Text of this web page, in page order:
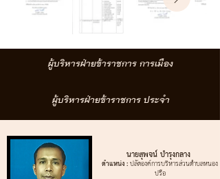
ผู้บริหารฝ่ายข้าราชการ การเมือง
ผู้บริหารฝ่ายข้าราชการ ประจำ
นายสุพจน์ บำรุงกลาง ‌
‌ตำแหน่ง :ปลัดองค์การบริหารส่วนตำบลหนอง
ปรือ